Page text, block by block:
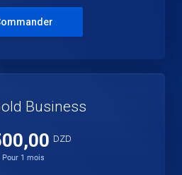
Business
DZD
Pour 1 mois